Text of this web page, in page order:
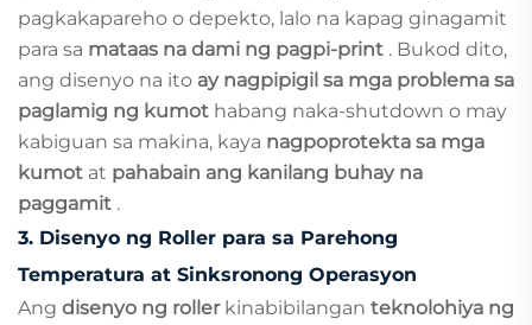
pagkakapareho o depekto, lalo na kapag ginagamit
para sa mataas na dami ng pagpi-print . Bukod dito,
ang disenyo na ito ay nagpipigil sa mga problema sa
paglamig ng kumot habang naka-shutdown o may
kabiguan sa makina, kaya nagpoprotekta sa mga
kumot at pahabain ang kanilang buhay na
paggamit .
3. Disenyo ng Roller para sa Parehong
Temperatura at Sinksronong Operasyon
Ang disenyo ng roller kinabibilangan teknolohiya ng